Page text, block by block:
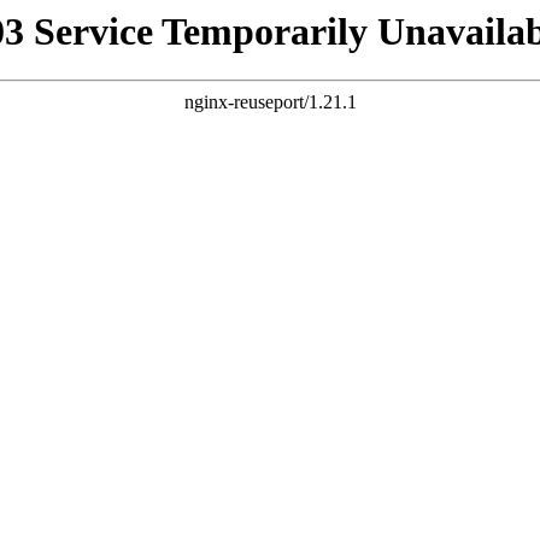
Service Temporarily
nginx-reuseport/1.21.1